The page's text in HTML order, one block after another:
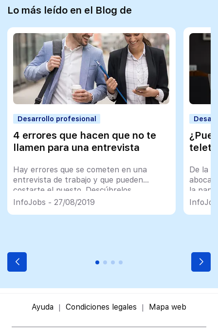
Lo más leído en el Blog de
Desarrollo profesional
4 errores que hacen que no te
llamen para una entrevista
Hay errores que se cometen en una
entrevista de trabajo y que pueden
costarte el puesto. Descúbrelos.
InfoJobs - 27/08/2019
De la
la
Ayuda Condiciones legales Mapa web